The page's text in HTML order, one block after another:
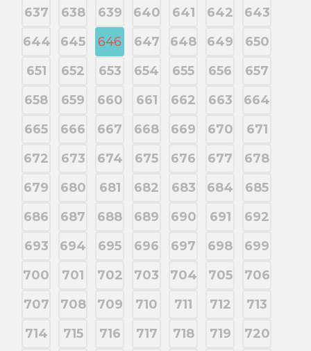
637
638 639 640 641 642
643
644
645 646 647 648 649
650
651
652 653 654 655 656
657
658
659 660 661 662 663
664
665
666 667 668 669 670
671
672
673 674 675 676 677
678
679
680 681 682 683 684
685
686
687 688 689 690 691
692
693
694 695 696 697 698
699
700
701 702 703 704 705
706
707
708 709 710 711 712
713
714
715 716 717 718 719
720